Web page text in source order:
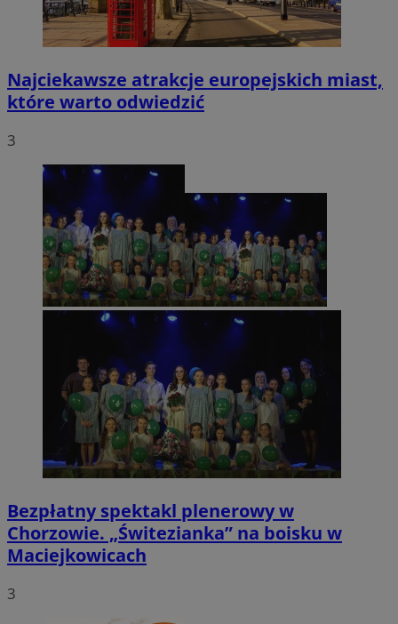
Najciekawsze atrakcje europejskich miast,
które warto odwiedzić
3
Bezpłatny spektakl plenerowy w
Chorzowie. „Świtezianka” na boisku w
Maciejkowicach
3